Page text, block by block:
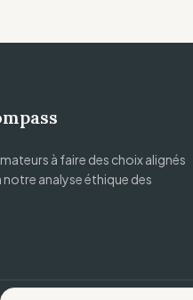
à faire des choix alignés
notre analyse éthique des